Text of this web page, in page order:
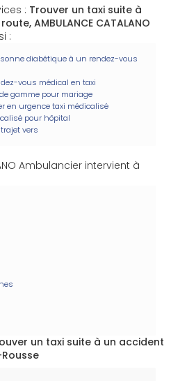
: Trouver un taxi suite à
AMBULANCE CATALANO
:
diabétique à un rendez-vous
vous médical en taxi
gamme pour mariage
en urgence taxi médicalisé
pour hôpital
vers
Ambulancier intervient à
un taxi suite à un accident